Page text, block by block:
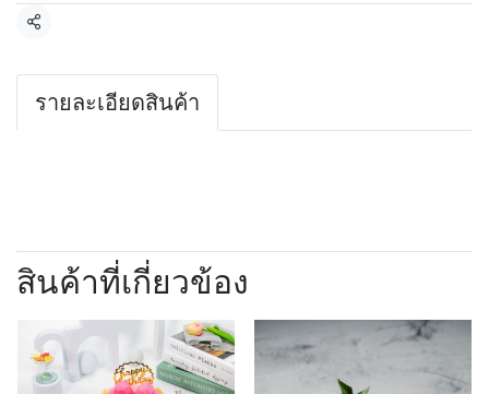
แชร์
รายละเอียดสินค้า
สินค้าที่เกี่ยวข้อง